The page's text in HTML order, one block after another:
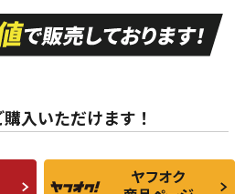
、
ど
A
走行距離も少なく、
非常に状態の良い中
古品
んどない中古品
古
C
られるが、使用に問
題のない中古品
入いただけます！